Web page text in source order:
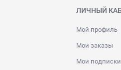
ЛИЧНЫЙ
Мой профиль
Мои заказы
Мои подписки